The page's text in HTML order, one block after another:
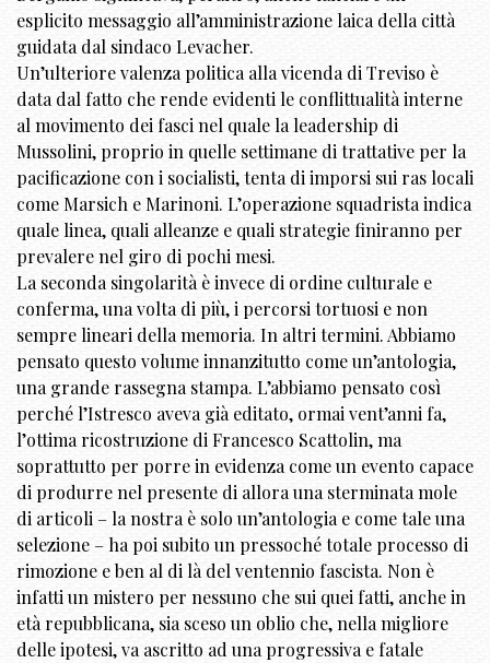
esplicito messaggio all’amministrazione laica della città
guidata dal sindaco Levacher.
Un’ulteriore valenza politica alla vicenda di Treviso è
data dal fatto che rende evidenti le conflittualità interne
al movimento dei fasci nel quale la leadership di
Mussolini, proprio in quelle settimane di trattative per la
pacificazione con i socialisti, tenta di imporsi sui ras locali
come Marsich e Marinoni. L’operazione squadrista indica
quale linea, quali alleanze e quali strategie finiranno per
prevalere nel giro di pochi mesi.
La seconda singolarità è invece di ordine culturale e
conferma, una volta di più, i percorsi tortuosi e non
sempre lineari della memoria. In altri termini. Abbiamo
pensato questo volume innanzitutto come un’antologia,
una grande rassegna stampa. L’abbiamo pensato così
perché l’Istresco aveva già editato, ormai vent’anni fa,
l’ottima ricostruzione di Francesco Scattolin, ma
soprattutto per porre in evidenza come un evento capace
di produrre nel presente di allora una sterminata mole
di articoli – la nostra è solo un’antologia e come tale una
selezione – ha poi subito un pressoché totale processo di
rimozione e ben al di là del ventennio fascista. Non è
infatti un mistero per nessuno che sui quei fatti, anche in
età repubblicana, sia sceso un oblio che, nella migliore
delle ipotesi, va ascritto ad una progressiva e fatale